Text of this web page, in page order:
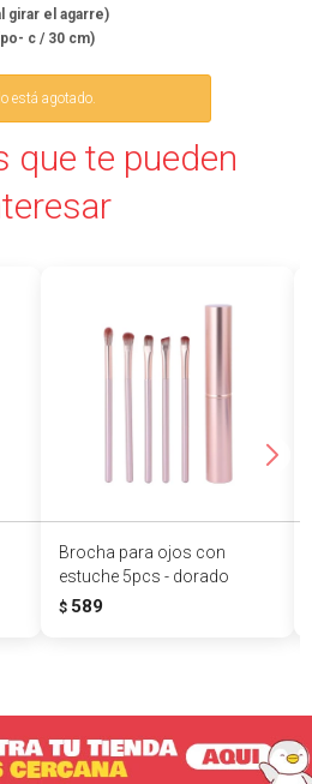
girar el agarre)
c / 30 cm)
está agotado.
que te pueden
Brocha para ojos con
estuche 5pcs - dorado
$ 589